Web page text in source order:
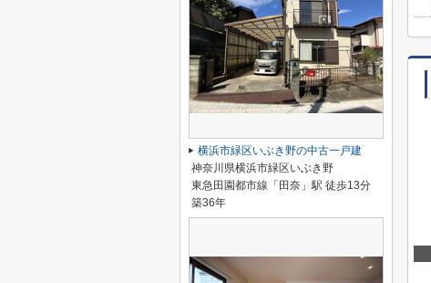
横浜市緑区いぶき野の中古一戸建
神奈川県横浜市緑区いぶき野
東急田園都市線「田奈」駅 徒歩13分
築36年